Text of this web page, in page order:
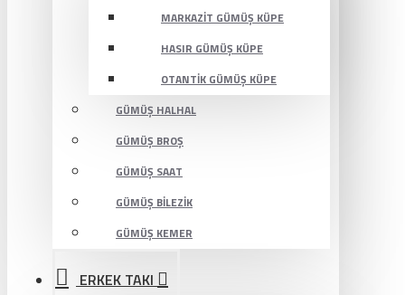
MARKAZIT GÜMÜŞ KÜPE
HASIR GÜMÜŞ KÜPE
OTANTIK GÜMÜŞ KÜPE
GÜMÜŞ HALHAL
GÜMÜŞ BROŞ
GÜMÜŞ SAAT
GÜMÜŞ BILEZIK
GÜMÜŞ KEMER
ERKEK TAKI